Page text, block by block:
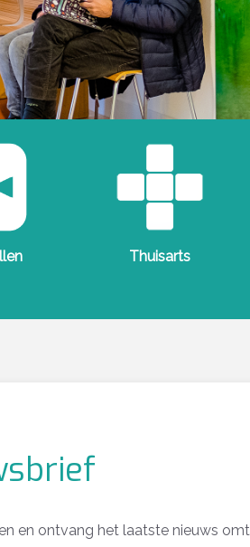
Thuisarts
en ontvang het laatste nieuws